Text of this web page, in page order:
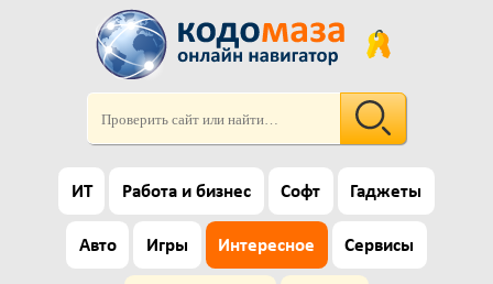
ИТ Работа и бизнес Софт Гаджеты
Авто Игры Интересное Сервисы